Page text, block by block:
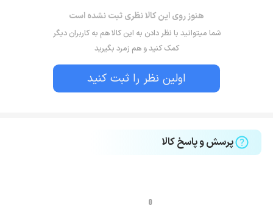
هنوز روی این کالا نظری ثبت نشده است
شما میتوانید با نظر دادن به این کالا هم به کاربران دیگر
کمک کنید و هم زمرد بگیرید
اولین نظر را ثبت کنید
پرسش و پاسخ کالا